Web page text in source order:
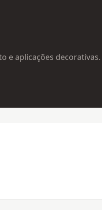
e aplicações decorativas.